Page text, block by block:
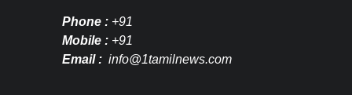
Phone : +91
Mobile : +91
Email : info@1tamilnews.com